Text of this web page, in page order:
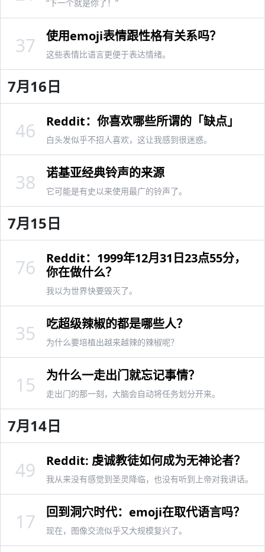
“下一个就是你了！”
使用emoji表情跟性格有关系吗？
这些表情比语言更便于表达情绪。
37
7月16日
Reddit：你喜欢哪些所谓的「缺点」
白头发似乎不招人喜欢，这让我感到很迷惑。
46
诺基亚经典铃声的来源
它可能是有史以来使用最广的铃声了。
38
7月15日
Reddit：1999年12月31日23点55分，
你在做什么？
我以为世界快要毁灭了。
76
吃超级辣椒的都是哪些人？
为什么要培植出越来越辣的辣椒呢？
35
为什么一走出门就忘记事情？
走出门的那一刻，大脑会自动将任务划分开来。
15
7月14日
Reddit: 虔诚教徒如何成为无神论者？
我从来没有感觉到圣灵降临，也没有听到上帝对我讲话。
49
回到洞穴时代：emoji在取代语言吗？
现在，图像交流似乎又大规模复兴了。
17